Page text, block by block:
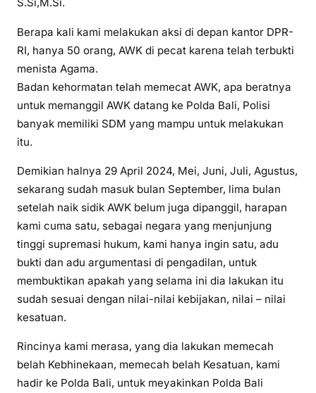
S.Si,M.Si.
Berapa kali kami melakukan aksi di depan kantor DPR-
RI, hanya 50 orang, AWK di pecat karena telah terbukti
menista Agama.
Badan kehormatan telah memecat AWK, apa beratnya
untuk memanggil AWK datang ke Polda Bali, Polisi
banyak memiliki SDM yang mampu untuk melakukan
itu.
Demikian halnya 29 April 2024, Mei, Juni, Juli, Agustus,
sekarang sudah masuk bulan September, lima bulan
setelah naik sidik AWK belum juga dipanggil, harapan
kami cuma satu, sebagai negara yang menjunjung
tinggi supremasi hukum, kami hanya ingin satu, adu
bukti dan adu argumentasi di pengadilan, untuk
membuktikan apakah yang selama ini dia lakukan itu
sudah sesuai dengan nilai-nilai kebijakan, nilai – nilai
kesatuan.
Rincinya kami merasa, yang dia lakukan memecah
belah Kebhinekaan, memecah belah Kesatuan, kami
hadir ke Polda Bali, untuk meyakinkan Polda Bali